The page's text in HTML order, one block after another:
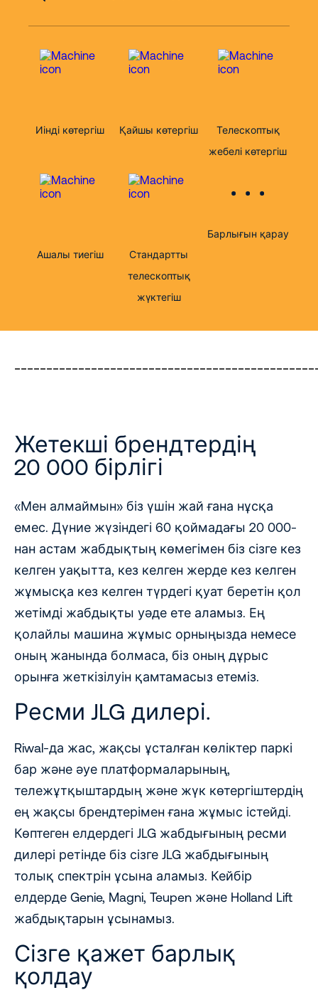
Иінді көтергіш Қайшы көтергіш
Телескоптық
жебелі көтергіш
Ашалы тиегіш
Стандартты
телескоптық
жүктегіш
Барлығын қарау
Жетекші брендтердің
20 000 бірлігі
«Мен алмаймын» біз үшін жай ғана нұсқа
емес. Дүние жүзіндегі 60 қоймадағы 20 000-
нан астам жабдықтың көмегімен біз сізге кез
келген уақытта, кез келген жерде кез келген
жұмысқа кез келген түрдегі қуат беретін қол
жетімді жабдықты уәде ете аламыз. Ең
қолайлы машина жұмыс орныңызда немесе
оның жанында болмаса, біз оның дұрыс
орынға жеткізілуін қамтамасыз етеміз.
Ресми JLG дилері.
Riwal-да жас, жақсы ұсталған көліктер паркі
бар және әуе платформаларының,
тележұтқыштардың және жүк көтергіштердің
ең жақсы брендтерімен ғана жұмыс істейді.
Көптеген елдердегі JLG жабдығының ресми
дилері ретінде біз сізге JLG жабдығының
толық спектрін ұсына аламыз. Кейбір
елдерде Genie, Magni, Teupen және Holland Lift
жабдықтарын ұсынамыз.
Сізге қажет барлық
қолдау